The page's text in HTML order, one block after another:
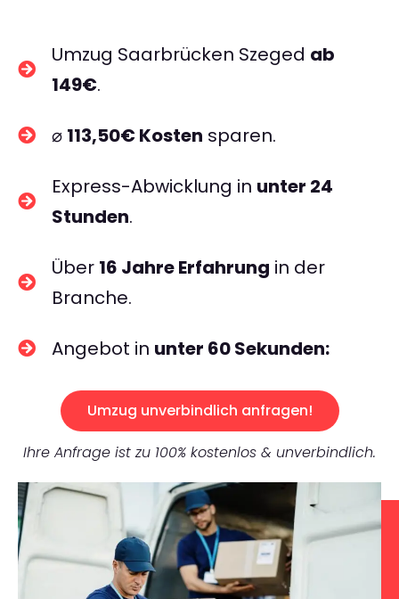
Umzug Saarbrücken Szeged ab
149€.
⌀ 113,50€ Kosten sparen.
Express-Abwicklung in unter 24
Stunden.
Über 16 Jahre Erfahrung in der
Branche.
Angebot in unter 60 Sekunden:
Umzug unverbindlich anfragen!
Ihre Anfrage ist zu 100% kostenlos & unverbindlich.